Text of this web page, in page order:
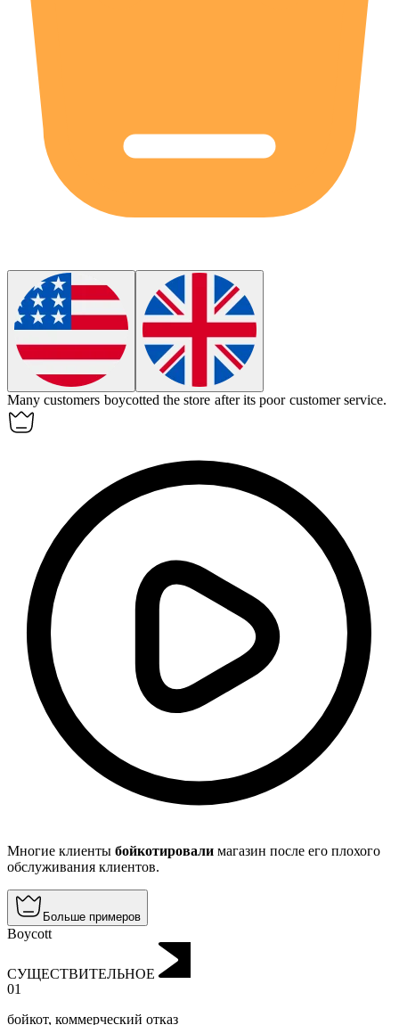
Many customers boycotted the store after its poor customer service.
Многие клиенты бойкотировали магазин после его плохого
обслуживания клиентов.
Больше примеров
Boycott
СУЩЕСТВИТЕЛЬНОЕ
01
бойкот, коммерческий отказ